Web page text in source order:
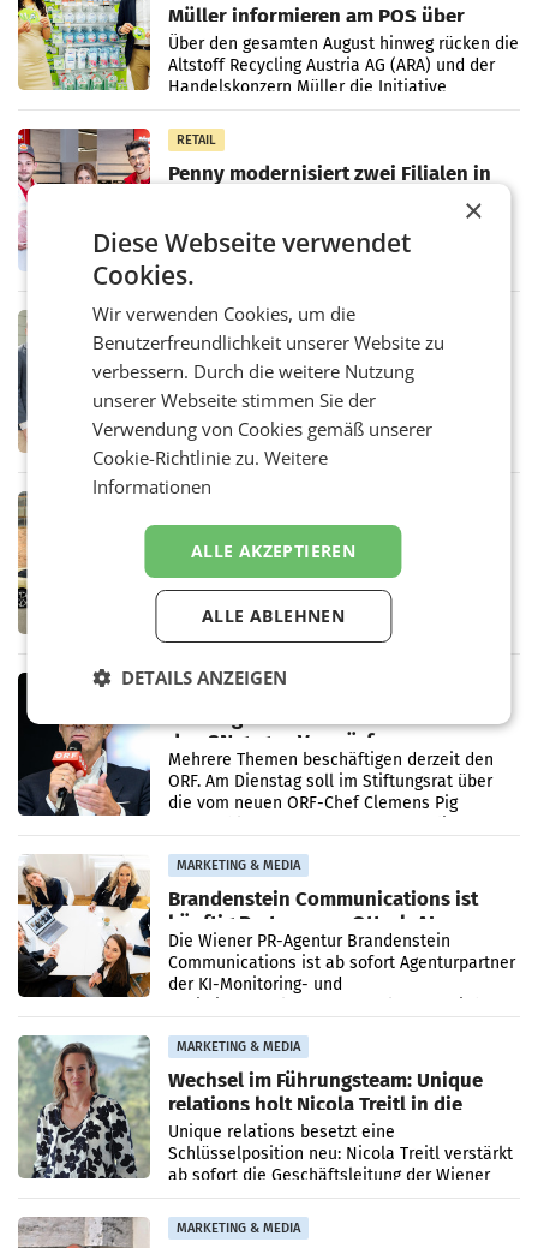
Müller informieren am POS über
Kreislauffähigkeit
Über den gesamten August hinweg rücken die
Altstoff Recycling Austria AG (ARA) und der
Handelskonzern Müller die Initiative
„Kreislauf-Helden“ in allen österreichischen
Müller-Filialen
RETAIL
Penny modernisiert zwei Filialen in
laufenden Modernisierungsoffensive
erneuert Penny zwei Filialen in Nieder- und
Oberösterreich. Die beiden Standorte liegen
in Haag sowie im rund
RETAIL
Alles bereit für den Wechsel: Jürgen
Albrecht setzt ab 1.1.2027 auf Adeg
WIENER NEUDORF. – Die geplante
Vorarlberger Kaufmann Jürgen Albrecht ist
kartellrechtlich freigegeben: Die
Bundeswettbewerbsbehörde und der
Rekordergebnis im Juli: Leapmotor
verdoppelt Auslieferungen und
überschreitet die 100.000er-Marke
– Im Juli 2026 erreichte Leapmotor einen
wichtigen Meilenstein und lieferte weltweit
101.267 Fahrzeuge aus, womit sich das
verdoppelte (+102
MARKETING & MEDIA
den SN gegen Vorwürfe
Mehrere Themen beschäftigen derzeit den
ORF. Am Dienstag soll im Stiftungsrat über
die vom neuen ORF-Chef Clemens Pig
MARKETING & MEDIA
Brandenstein Communications ist
künftig Partner von OtterlyAI
Die Wiener PR-Agentur Brandenstein
Communications ist ab sofort Agenturpartner
der KI-Monitoring- und
MARKETING & MEDIA
Wechsel im Führungsteam: Unique
relations holt Nicola Treitl in die
Geschäftsleitung
Unique relations besetzt eine
Schlüsselposition neu: Nicola Treitl verstärkt
ab sofort die Geschäftsleitung der Wiener
PR-Agentur an der Seite von Josef Kalina und
Anna Kalina-Mahr.
MARKETING & MEDIA
×
Diese Webseite verwendet
Cookies.
Wir verwenden Cookies, um die
Benutzerfreundlichkeit unserer Website zu
verbessern. Durch die weitere Nutzung
unserer Webseite stimmen Sie der
Verwendung von Cookies gemäß unserer
Cookie-Richtlinie zu.Weitere
Informationen
ALLE AKZEPTIEREN
ALLE ABLEHNEN
DETAILS ANZEIGEN